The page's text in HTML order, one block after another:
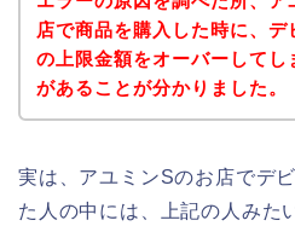
店で商品を購入した時に、デ
の上限金額をオーバーしてし
があることが分かりました。
実は、アユミンSのお店でデ
た人の中には、上記の人みた